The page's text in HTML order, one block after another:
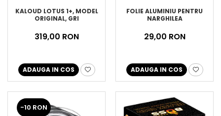
KALOUD LOTUS 1+, MODEL
ORIGINAL, GRI
319,00 RON
ADAUGA IN COS
FOLIE ALUMINIU PENTRU
NARGHILEA
29,00 RON
ADAUGA IN COS
-10 RON